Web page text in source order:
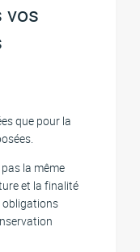
vos
que pour la
la même
et la finalité
obligations